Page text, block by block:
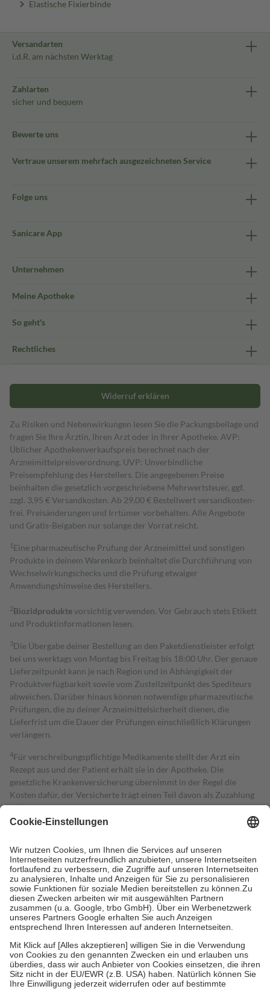
Elastische Fixierbinde
Versandarten
i.d.R. am nächsten Werktag
Zahlarten
sicher und bequem
Bewerte uns
Vertraue unserem mehrfach ausgezeichneten Service
Folge uns
Sanicare App
Unternehmen
Meine Apotheke
So geht's
Rechtliches
Widerruf erklären
Zu Risiken und Nebenwirkungen lesen Sie die Packungsbeilage und
fragen Sie Ihre Ärztin, Ihren Arzt oder in Ihrer Apotheke. AVP:
Üblicher Apothekenverkaufspreis berechnet nach der
Arzneimittelpreisverordnung. UVP: Unverbindliche
Preisempfehlung des Herstellers. Die angegebenen Preise
beinhalten die gesetzlich vorgeschriebene Mehrwertsteuer, ggf.
zzgl. 3,95 € Versandkosten. Ab 29,00 € Bestell­wert versand­kosten­
frei. Preisänderungen und Irrtümer vorbehalten. Alle Angebote
und Gratis-Beigaben nur solange der Vorrat reicht.
1 Eine pharmazeutische Prüfung der Arzneimittel und sonstigen
Produkte in deinem Warenkorb beinhaltet die Durchführung von
Wechselwirkungschecks und die Prüfung etwaiger
Anwendungshinweise des Herstellers.
2Biozidproduktevorsichtig verwenden. Vor Gebrauch stets Etikett
und Produktinformationen lesen.
3Die Übergabe deiner Bestellung an den Paketdienstleister erfolgt
bei uns werktags von Montag bis Freitag bis 18:00 Uhr. Der genaue
Lieferzeitpunkt kann je nach Region und in Abhängigkeit der
Produktverfügbarkeit sowie vom Zustellzeitpunkt des Spediteurs
abweichen. Darüber hinaus können notwendige pharmazeutische
Prüfungen, die zu deiner Arzneimittelsicherheit dienen, die
Lieferfrist um die Dauer der Prüfungen einschließlich Klärungen
verlängern.
4Für verschreibungspflichtige Medikamente stellt der Arzt ein
Rezept aus und der Patient erhält sie in der Apotheke. Die
gesetzliche Krankenversicherung übernimmt in der Regel die
Kosten dafür, der Versicherte trägt einen Teil davon als Zuzahlung
mit.
Grundsätzlich leisten Mitglieder Zuzahlungen in Höhe von zehn
höchstens zehn Euro.
Es sind jedoch nie mehr als die tatsächlichen
Kosten der Leistung zu entrichten.
Diese Regeln gelten grundsätzlich auch für Online-Apotheken.
Bei Heilmitteln und häuslicher Krankenpflege beträgt die
Zuzahlung zehn Prozent der Kosten sowie zehn Euro je
Verordnung.
Um das Engagement der Versicherten für ihre eigene Gesundheit zu
stärken und die besondere Stellung der Familie zu unterstützen,
fallenkeine Zuzahlungenan bei:
• Kindern und Jugendlichen bis zum vollendeten 18. Lebensjahr
mit Ausnahme der Fahrkosten
• Untersuchungen zur Vorsorge und Früherkennung, die von der